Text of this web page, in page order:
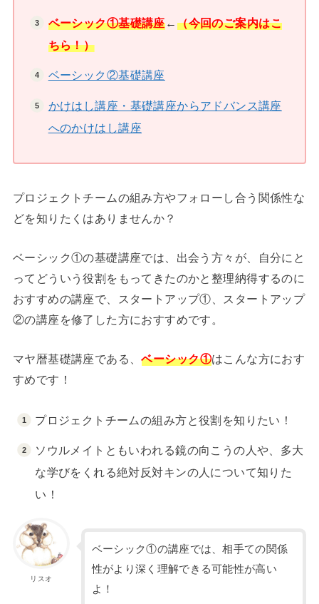
ベーシック①基礎講座← （今回のご案内はこ
ちら！）
ベーシック②基礎講座
かけはし講座・基礎講座からアドバンス講座
へのかけはし講座
プロジェクトチームの組み方やフォローし合う関係性な
どを知りたくはありませんか？
ベーシック①の基礎講座では、出会う方々が、自分にと
ってどういう役割をもってきたのかと整理納得するのに
おすすめの講座で、スタートアップ①、スタートアップ
②の講座を修了した方におすすめです。
マヤ暦基礎講座である、ベーシック①はこんな方におす
すめです！
プロジェクトチームの組み方と役割を知りたい！
ソウルメイトともいわれる鏡の向こうの人や、多大
な学びをくれる絶対反対キンの人について知りた
い！
リスオ
ベーシック①の講座では、相手ての関係
性がより深く理解できる可能性が高い
よ！